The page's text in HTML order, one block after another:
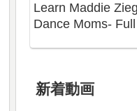
Learn Maddie
Dance Moms-
新着動画